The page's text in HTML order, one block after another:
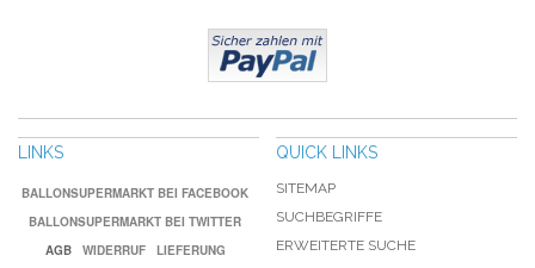
LINKS
BALLONSUPERMARKT BEI FACEBOOK
BALLONSUPERMARKT BEI TWITTER
AGB
WIDERRUF
LIEFERUNG
QUICK LINKS
SITEMAP
SUCHBEGRIFFE
ERWEITERTE SUCHE